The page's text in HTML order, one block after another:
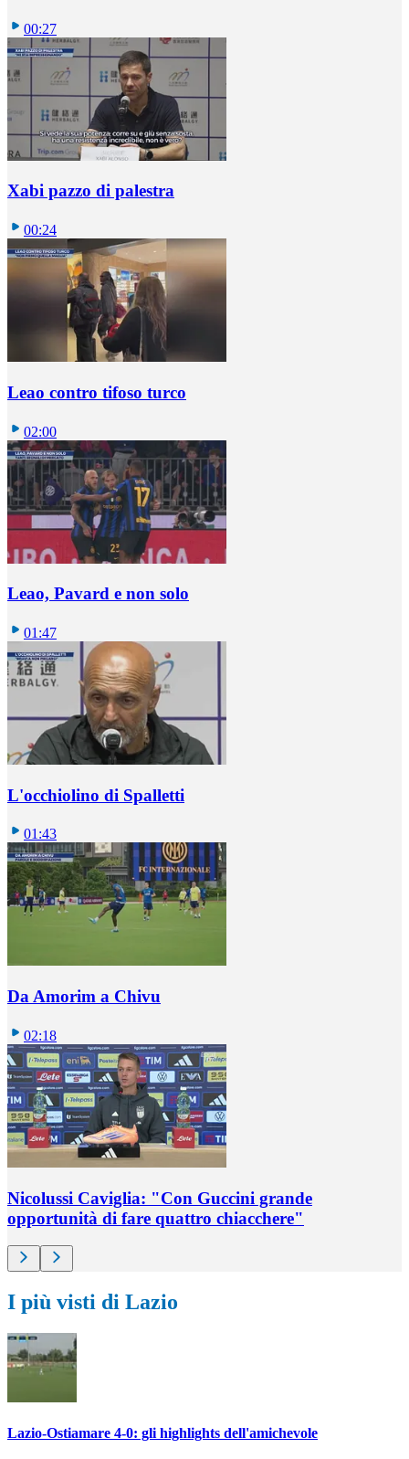
00:27
Xabi pazzo di palestra
00:24
Leao contro tifoso turco
02:00
Leao, Pavard e non solo
01:47
L'occhiolino di Spalletti
01:43
Da Amorim a Chivu
02:18
Nicolussi Caviglia: "Con Guccini grande
opportunità di fare quattro chiacchere"
I più visti di Lazio
Lazio-Ostiamare 4-0: gli highlights dell'amichevole